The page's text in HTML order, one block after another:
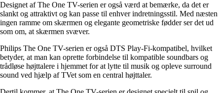
Designet af The One TV-serien er også værd at bemærke, da det er
slankt og attraktivt og kan passe til enhver indretningsstil. Med næsten
ingen ramme om skærmen og elegante geometriske fødder ser det ud
som om, at skærmen svæver.
Philips The One TV-serien er også DTS Play-Fi-kompatibel, hvilket
betyder, at man kan oprette forbindelse til kompatible soundbars og
trådløse højttalere i hjemmet for at lytte til musik og opleve surround
sound ved hjælp af TVet som en central højttaler.